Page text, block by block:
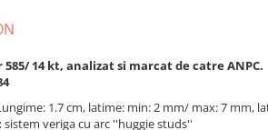
14 kt, analizat si marcat de catre ANPC.
1.7 cm, latime: min: 2 mm/ max: 7 mm,
sistem veriga cu arc ''huggie studs''